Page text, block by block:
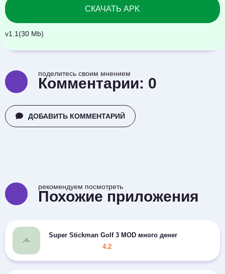
СКАЧАТЬ APK
v1.1(30 Mb)
поделитесь своим мнением
Комментарии: 0
ДОБАВИТЬ КОММЕНТАРИЙ
рекомендуем посмотреть
Похожие приложения
Super Stickman Golf 3 MOD много денег
4.2